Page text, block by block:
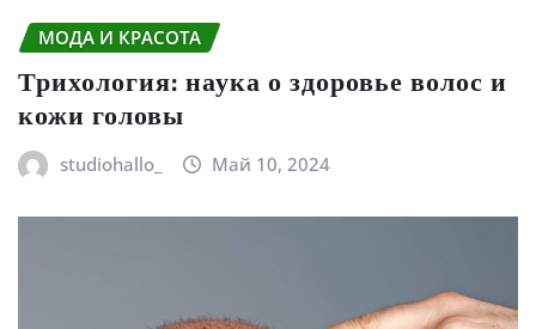
МОДА И КРАСОТА
Трихология: наука о здоровье волос и
кожи головы
studiohallo_ Май 10, 2024